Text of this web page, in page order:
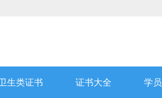
生类证书 证书大全 学